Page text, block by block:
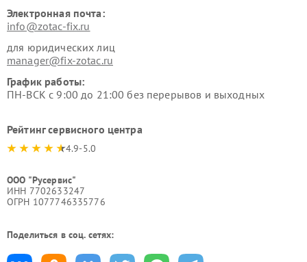
Электронная почта:
info@zotac-fix.ru
для юридических лиц
manager@fix-zotac.ru
График работы:
ПН-ВСК с 9:00 до 21:00 без перерывов и выходных
Рейтинг сервисного центра
4.9-5.0
ООО "Русервис"
ИНН 7702633247
ОГРН 1077746335776
Поделиться в соц. сетях: